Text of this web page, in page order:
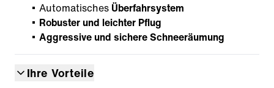
Automatisches Überfahrsystem
Robuster und leichter Pflug
Aggressive und sichere Schneeräumung
Ihre Vorteile